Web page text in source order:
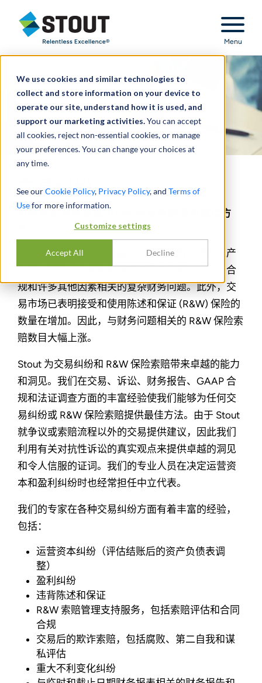
We use cookies and similar technologies to
collect and store information on your device to
operate our site, understand how it is used, and
support our marketing activities.You can accept
all cookies, reject non-essential cookies, or manage
your preferences. You can change your choices at
any time.
See ourCookie Policy, Privacy Policy, and Terms of
Usefor more information.
Customize settings
Accept All Decline
Stout Relentless Excellence
Menu
交易纠纷
为所有交易纠纷或 R&W 保险索赔提供最佳方
并购交易引起的纠纷可能对相关各方的经济成果产
生重大影响。交易纠纷通常包括与估值、会计、合
规和许多其他因素相关的复杂财务问题。此外，交
易市场已表明接受和使用陈述和保证 (R&W) 保险的
数量在增加。因此，与财务问题相关的 R&W 保险索
赔数目大幅上涨。
Stout 为交易纠纷和 R&W 保险索赔带来卓越的能力
和洞见。我们在交易、诉讼、财务报告、GAAP 合
规和法证调查方面的丰富经验使我们能够为任何交
易纠纷或 R&W 保险索赔提供最佳方法。由于 Stout
就争议或索赔流程以外的交易提供建议，因此我们
利用有关对抗性诉讼的真实观点来提供卓越的洞见
和令人信服的证词。我们的专业人员在决定运营资
本和盈利纠纷时也经常担任中立代表。
我们的专家在各种交易纠纷方面有着丰富的经验，
包括：
运营资本纠纷（评估结账后的资产负债表调
整）
盈利纠纷
违背陈述和保证
R&W 索赔管理支持服务，包括索赔评估和合同
合规
交易后的欺诈索赔，包括腐败、第二自我和谋
私评估
重大不利变化纠纷